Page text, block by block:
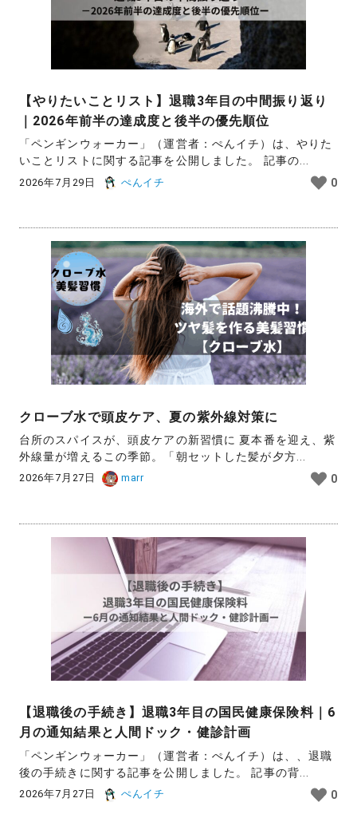
【やりたいことリスト】退職3年目の中間振り返り
｜2026年前半の達成度と後半の優先順位
「ペンギンウォーカー」（運営者：ぺんイチ）は、やりた
いことリストに関する記事を公開しました。 記事の...
2026年7月29日 ぺんイチ 0
クローブ水で頭皮ケア、夏の紫外線対策に
台所のスパイスが、頭皮ケアの新習慣に 夏本番を迎え、紫
外線量が増えるこの季節。「朝セットした髪が夕方...
2026年7月27日 marr 0
【退職後の手続き】退職3年目の国民健康保険料｜6
月の通知結果と人間ドック・健診計画
「ペンギンウォーカー」（運営者：ぺんイチ）は、、退職
後の手続きに関する記事を公開しました。 記事の背...
2026年7月27日 ぺんイチ 0